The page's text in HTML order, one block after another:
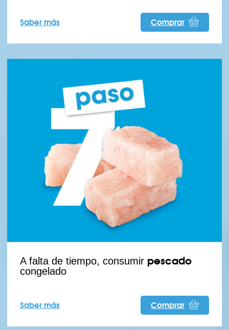
Saber más Comprar
A falta de tiempo, consumir pescado
congelado
Saber más Comprar